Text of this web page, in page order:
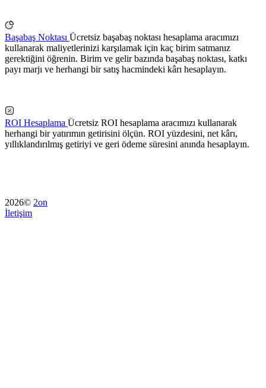
Başabaş Noktası Ücretsiz başabaş noktası hesaplama aracımızı
kullanarak maliyetlerinizi karşılamak için kaç birim satmanız
gerektiğini öğrenin. Birim ve gelir bazında başabaş noktası, katkı
payı marjı ve herhangi bir satış hacmindeki kârı hesaplayın.
ROI Hesaplama Ücretsiz ROI hesaplama aracımızı kullanarak
herhangi bir yatırımın getirisini ölçün. ROI yüzdesini, net kârı,
yıllıklandırılmış getiriyi ve geri ödeme süresini anında hesaplayın.
2026© 2on
İletişim